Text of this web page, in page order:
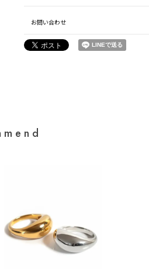
お問い合わせ